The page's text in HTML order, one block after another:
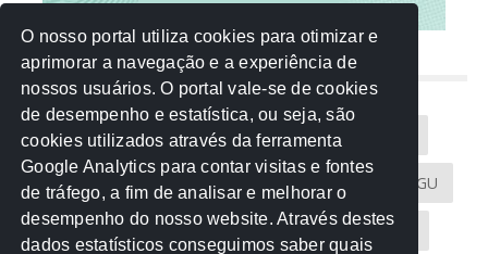
NUVEM DE TAGS
Acontece na Rede AGU AMM
Atricon Audicom CAU-MT CGU
CREA-MT Eventos MPC-MT MPE-MT
O nosso portal utiliza cookies para otimizar e
aprimorar a navegação e a experiência de
nossos usuários. O portal vale-se de cookies
de desempenho e estatística, ou seja, são
cookies utilizados através da ferramenta
Google Analytics para contar visitas e fontes
de tráfego, a fim de analisar e melhorar o
desempenho do nosso website. Através destes
dados estatísticos conseguimos saber quais